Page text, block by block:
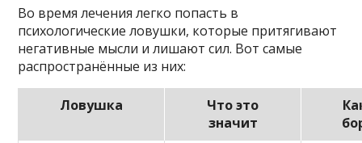
Во время лечения легко попасть в
психологические ловушки, которые притягивают
негативные мысли и лишают сил. Вот самые
распространённые из них:
Ловушка
Что это
значит